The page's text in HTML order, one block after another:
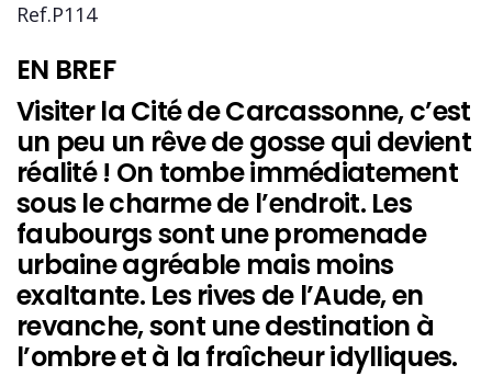
Ref.P114
EN BREF
Visiter la Cité de Carcassonne, c’est
un peu un rêve de gosse qui devient
réalité ! On tombe immédiatement
sous le charme de l’endroit. Les
faubourgs sont une promenade
urbaine agréable mais moins
exaltante. Les rives de l’Aude, en
revanche, sont une destination à
l’ombre et à la fraîcheur idylliques.